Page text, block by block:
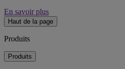
En savoir plus
Haut de la page
Produits
Produits